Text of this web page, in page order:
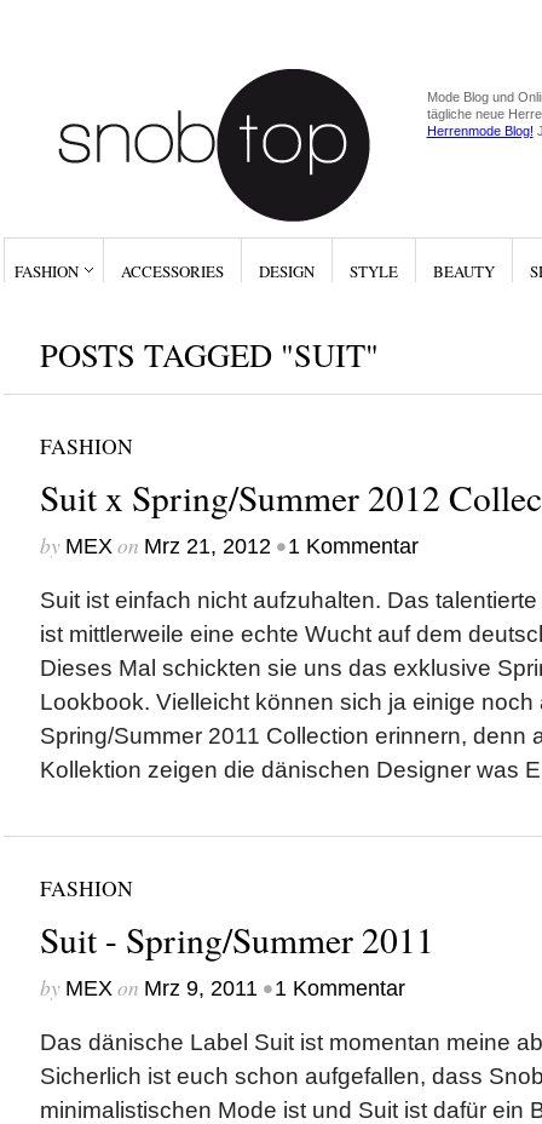
Mode Blog und
tägliche neue
Herrenmode Blog!
FASHION ACCESSORIES DESIGN STYLE BEAUTY
POSTS TAGGED "SUIT"
FASHION
Suit x Spring/Summer 2012
by MEXon Mrz 21, 2012 •1 Kommentar
Suit ist einfach nicht aufzuhalten. Das
ist mittlerweile eine echte Wucht auf dem
Dieses Mal schickten sie uns das exklusive
Lookbook. Vielleicht können sich ja einige noch
Spring/Summer 2011 Collection erinnern, denn
Kollektion zeigen die dänischen Designer was
FASHION
Suit - Spring/Summer 2011
by MEXon Mrz 9, 2011 •1 Kommentar
Das dänische Label Suit ist momentan meine
Sicherlich ist euch schon aufgefallen, dass
minimalistischen Mode ist und Suit ist dafür ein